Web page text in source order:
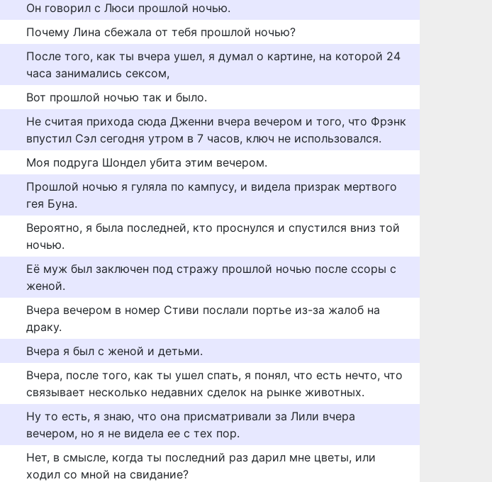
Он говорил с Люси прошлой ночью.
Почему Лина сбежала от тебя прошлой ночью?
После того, как ты вчера ушел, я думал о картине, на которой 24
часа занимались сексом,
Вот прошлой ночью так и было.
Не считая прихода сюда Дженни вчера вечером и того, что Фрэнк
впустил Сэл сегодня утром в 7 часов, ключ не использовался.
Моя подруга Шондел убита этим вечером.
Прошлой ночью я гуляла по кампусу, и видела призрак мертвого
гея Буна.
Вероятно, я была последней, кто проснулся и спустился вниз той
ночью.
Её муж был заключен под стражу прошлой ночью после ссоры с
женой.
Вчера вечером в номер Стиви послали портье из-за жалоб на
драку.
Вчера я был с женой и детьми.
Вчера, после того, как ты ушел спать, я понял, что есть нечто, что
связывает несколько недавних сделок на рынке животных.
Ну то есть, я знаю, что она присматривали за Лили вчера
вечером, но я не видела ее с тех пор.
Нет, в смысле, когда ты последний раз дарил мне цветы, или
ходил со мной на свидание?